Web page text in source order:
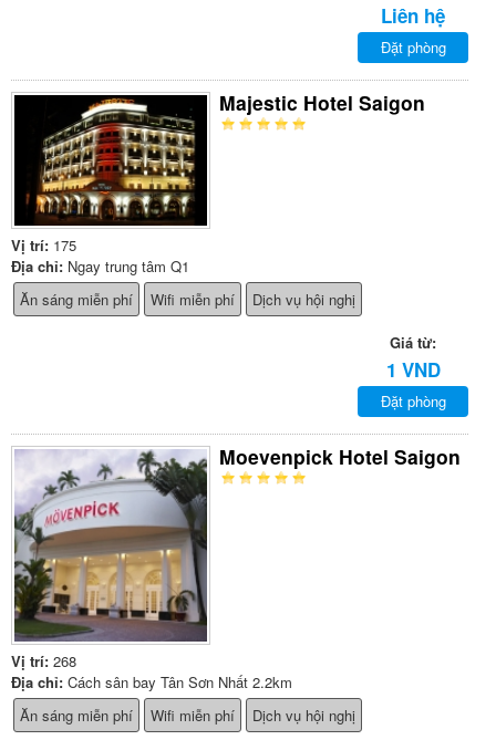
Liên hệ
Đặt phòng
Majestic Hotel Saigon
Vị trí: 175
Địa chỉ: Ngay trung tâm Q1
Ăn sáng miễn phí
Wifi miễn phí Dịch vụ hội nghị
Giá từ:
1 VND
Đặt phòng
Moevenpick Hotel Saigon
Vị trí: 268
Địa chỉ: Cách sân bay Tân Sơn Nhất 2.2km
Ăn sáng miễn phí
Wifi miễn phí Dịch vụ hội nghị